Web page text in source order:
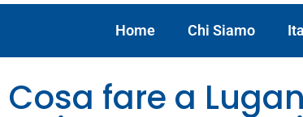
Home Chi Siamo
Cosa fare a